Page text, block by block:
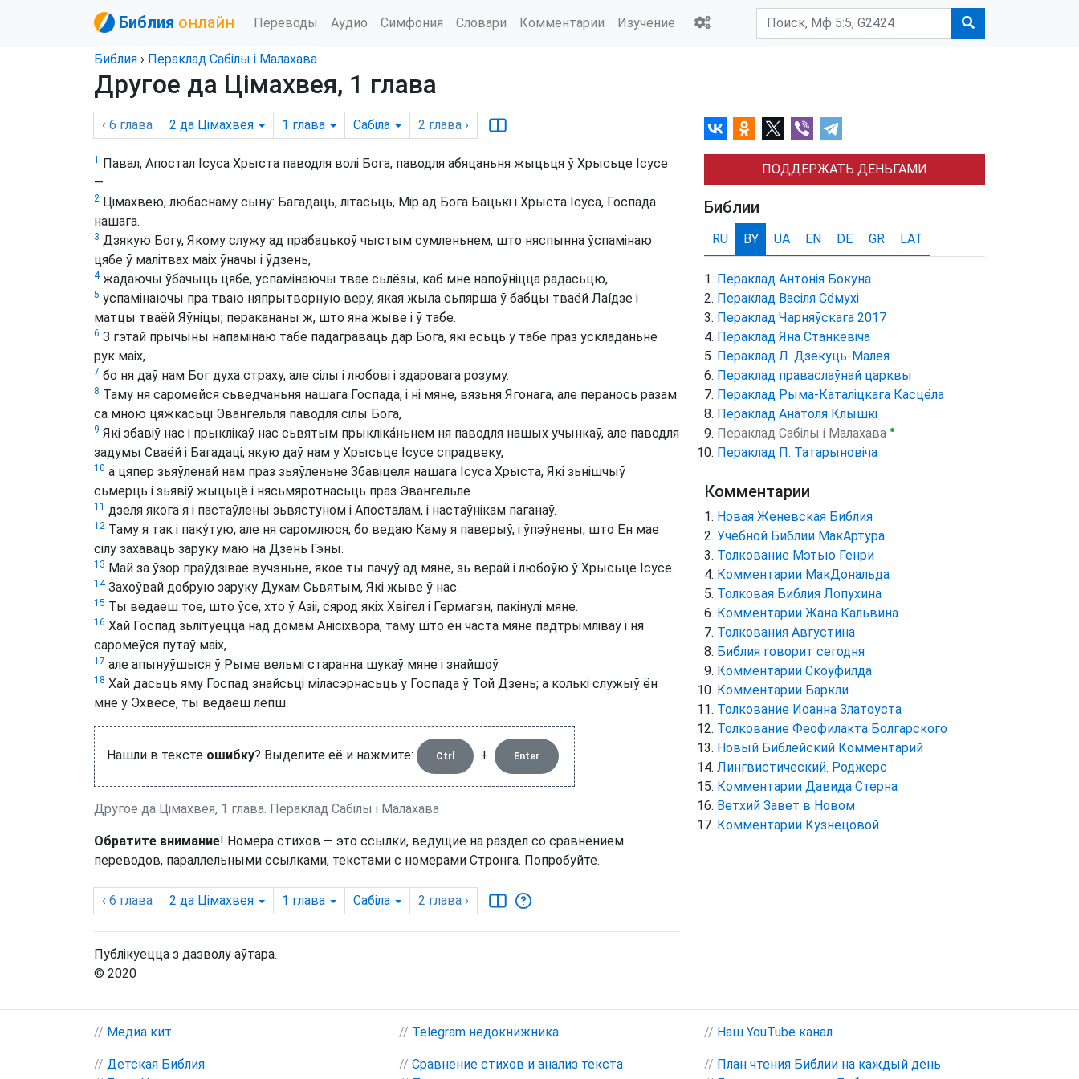
Библия онлайн Переводы Аудио Симфония Словари Комментарии Изучение
Библия › Пераклад Сабілы і Малахава
Другое да Цімахвея, 1 глава
‹ 6 глава 2 да Цімахвея 1 глава Сабіла 2 глава ›
1 Павал, Апостал Ісуса Хрыста паводля волі Бога, паводля абяцаньня жыцьця ў Хрысьце Ісусе
—
2 Цімахвею, любаснаму сыну: Багадаць, літасьць, Мір ад Бога Бацькі і Хрыста Ісуса, Госпада
нашага.
3 Дзякую Богу, Якому служу ад прабацькоў чыстым сумленьнем, што няспынна ўспамінаю
цябе ў малітвах маіх ўначы і ўдзень,
4жадаючы ўбачыць цябе, успамінаючы твае сьлёзы, каб мне напоўніцца радасьцю,
5 успамінаючы пра тваю няпрытворную веру, якая жыла сьпярша ў бабцы тваёй Лаíдзе і
матцы тваёй Яўніцы; перакананы ж, што яна жыве і ў табе.
6 З гэтай прычыны напамінаю табе падаграваць дар Бога, які ёсьць у табе праз ускладаньне
рук маіх,
7 бо ня даў нам Бог духа страху, але сілы і любові і здаровага розуму.
8 Таму ня саромейся сьведчаньня нашага Госпада, і ні мяне, вязьня Ягонага, але перанось разам
са мною цяжкасьці Эвангельля паводля сілы Бога,
9 Які збавіў нас і прыклікаў нас сьвятым прыкліка́ньнем ня паводля нашых учынкаў, але паводля
задумы Сваёй і Багадаці, якую даў нам у Хрысьце Ісусе спрадвеку,
10 а цяпер зьяўленай нам праз зьяўленьне Збавіцеля нашага Ісуса Хрыста, Які зьнішчыў
сьмерць і зьявіў жыцьцё і нясьмяротнасьць праз Эвангельле
11 дзеля якога я і пастаўлены зьвястуном і Апосталам, і настаўнікам паганаў.
12 Таму я так і паку́тую, але ня саромлюся, бо ведаю Каму я паверыў, і ўпэўнены, што Ён мае
сілу захаваць заруку маю на Дзень Гэны.
13 Май за ўзор праўдзівае вучэньне, якое ты пачуў ад мяне, зь верай і любоўю ў Хрысьце Ісусе.
14Захоўвай добрую заруку Духам Сьвятым, Які жыве ў нас.
15 Ты ведаеш тое, што ўсе, хто ў Азіі, сярод якіх Хвігел і Гермагэн, пакінулі мяне.
16 Хай Госпад зьлітуецца над домам Анісіхвора, таму што ён часта мяне падтрымліваў і ня
саромеўся путаў маіх,
17 але апынуўшыся ў Рыме вельмі старанна шукаў мяне і знайшоў.
18 Хай дасьць яму Госпад знайсьці міласэрнасьць у Госпада ў Той Дзень; а колькі служыў ён
мне ў Эхвесе, ты ведаеш лепш.
Нашли в тексте ошибку? Выделите её и нажмите: Ctrl + Enter
Другое да Цімахвея, 1 глава. Пераклад Сабілы і Малахава
Обратите внимание! Номера стихов — это ссылки, ведущие на раздел со сравнением
переводов, параллельными ссылками, текстами с номерами Стронга. Попробуйте.
‹ 6 глава 2 да Цімахвея 1 глава Сабіла 2 глава ›
Публікуецца з дазволу аўтара.
© 2020
ПОДДЕРЖАТЬ ДЕНЬГАМИ
Библии
RU BY UA EN DE GR LAT
Пераклад Антонія Бокуна
Пераклад Васіля Сёмухі
Пераклад Чарняўскага 2017
Пераклад Яна Станкевіча
Пераклад Л. Дзекуць-Малея
Пераклад праваслаўнай царквы
Пераклад Рыма-Каталіцкага Касцёла
Пераклад Анатоля Клышкi
Пераклад Сабілы і Малахава ●
Пераклад П. Татарыновіча
Комментарии
Новая Женевская Библия
Учебной Библии МакАртура
Толкование Мэтью Генри
Комментарии МакДональда
Толковая Библия Лопухина
Комментарии Жана Кальвина
Толкования Августина
Библия говорит сегодня
Комментарии Скоуфилда
Комментарии Баркли
Толкование Иоанна Златоуста
Толкование Феофилакта Болгарского
Новый Библейский Комментарий
Лингвистический. Роджерс
Комментарии Давида Стерна
Ветхий Завет в Новом
Комментарии Кузнецовой
// Медиа кит // Telegram недокнижника // Наш YouTube канал
// Детская Библия
// Сравнение стихов и анализ текста
// План чтения Библии на каждый день